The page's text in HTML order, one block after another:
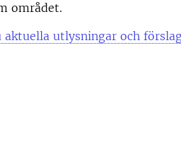
området.
utlysningar och